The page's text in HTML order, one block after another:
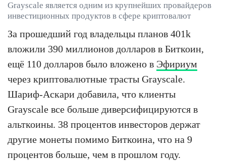
Grayscale является одним из крупнейших провайдеров
инвестиционных продуктов в сфере криптовалют
За прошедший год владельцы планов 401k
вложили 390 миллионов долларов в Биткоин,
ещё 110 долларов было вложено в Эфириум
через криптовалютные трасты Grayscale.
Шариф-Аскари добавила, что клиенты
Grayscale все больше диверсифицируются в
альткоины. 38 процентов инвесторов держат
другие монеты помимо Биткоина, что на 9
процентов больше, чем в прошлом году.